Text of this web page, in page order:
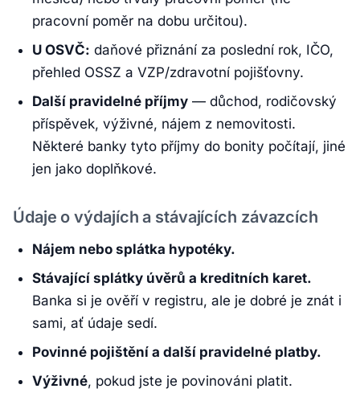
pracovní poměr na dobu určitou).
U OSVČ: daňové přiznání za poslední rok, IČO,
přehled OSSZ a VZP/zdravotní pojišťovny.
Další pravidelné příjmy — důchod, rodičovský
příspěvek, výživné, nájem z nemovitosti.
Některé banky tyto příjmy do bonity počítají, jiné
jen jako doplňkové.
Údaje o výdajích a stávajících závazcích
Nájem nebo splátka hypotéky.
Stávající splátky úvěrů a kreditních karet.
Banka si je ověří v registru, ale je dobré je znát i
sami, ať údaje sedí.
Povinné pojištění a další pravidelné platby.
Výživné, pokud jste je povinováni platit.